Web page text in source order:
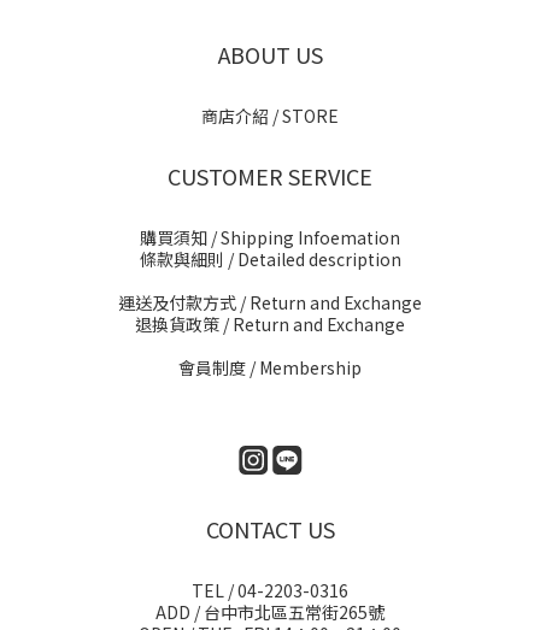
ABOUT US
商店介紹 / STORE
CUSTOMER SERVICE
購買須知 / Shipping Infoemation
條款與細則 / Detailed description
運送及付款方式 / Return and Exchange
退換貨政策 / Return and Exchange
會員制度 / Membership
CONTACT US
TEL / 04-2203-0316
ADD / 台中市北區五常街265號